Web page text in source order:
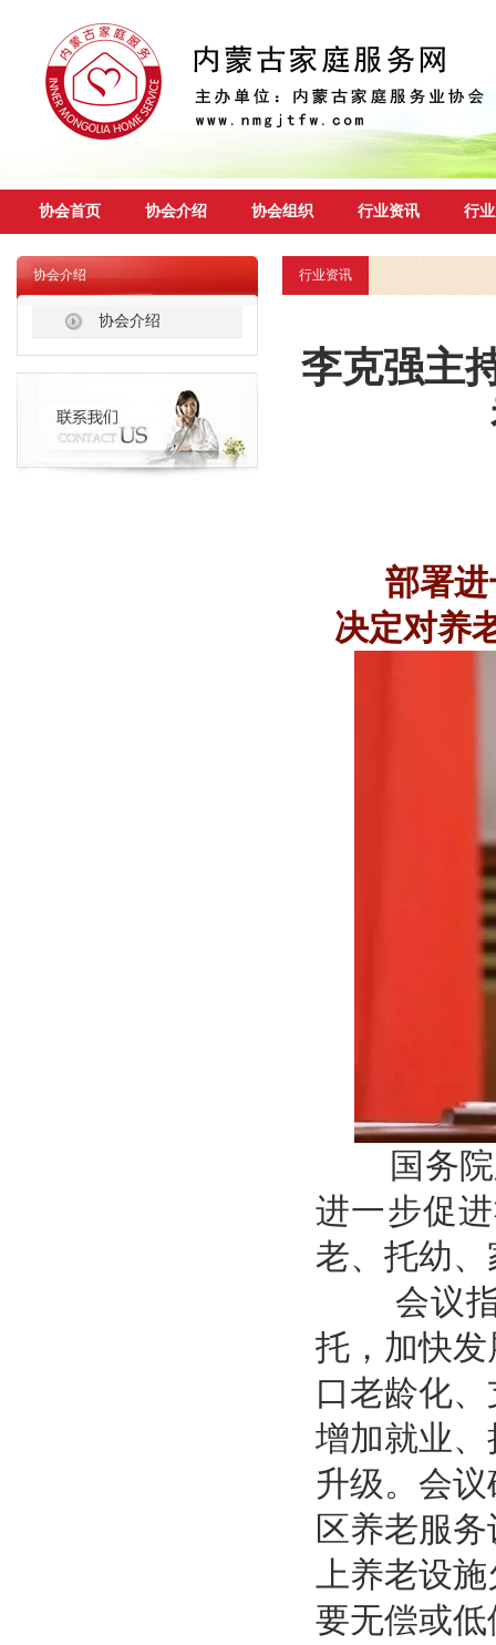
协会首页 协会介绍 协会组织 行业资讯 行
协会介绍
协会介绍
行业资讯
李克强主
部署
决定对养
国务院总
进一步促
老、托幼
会议指
托，加快
口老龄化
增加就业
升级。会
区养老服
上养老设
要无偿或